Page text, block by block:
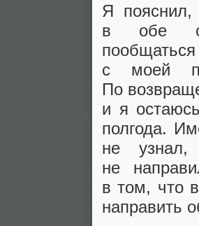
Я пояснил,
в обе
с моей
По
и я
полгода.
не узнал,
не
в том, что
направить